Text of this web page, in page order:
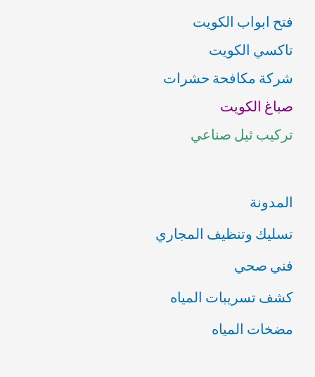
ح
ث
ع
ن
:
فتح ابواب الكويت
تاكسي الكويت
شركة مكافحة حشرات
صباغ الكويت
تركيب ثيل صناعي
المدونة
تسليك وتنظيف المجاري
فني صحي
كشف تسريبات المياه
مضخات المياه